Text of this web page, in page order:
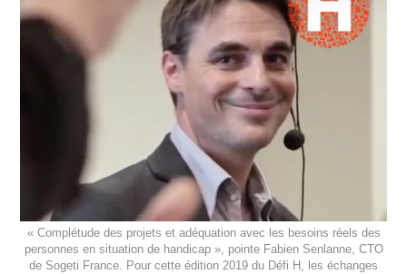
« Complétude des projets et adéquation avec les besoins réels des
personnes en situation de handicap », pointe Fabien Senlanne, CTO
de Sogeti France. Pour cette édition 2019 du Défi H, les échanges